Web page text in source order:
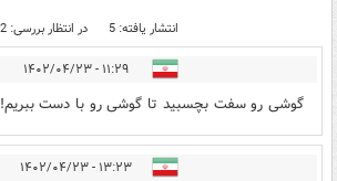
انتشار یافته: 5 در انتظار بررسی: 2
۱۱:۲۹ - ۱۴۰۲/۰۴/۲۳
گوشی رو سفت بچسبید تا گوشی رو با دست ببریم!
۱۳:۲۳ - ۱۴۰۲/۰۴/۲۳